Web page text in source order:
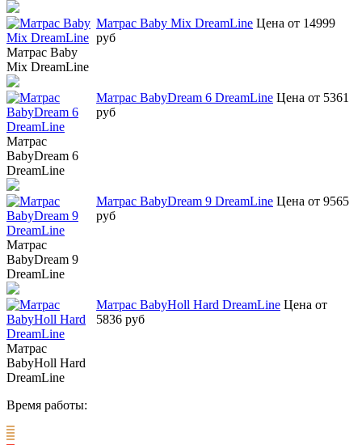
Матрас Baby
Mix DreamLine
Матрас Baby Mix DreamLine Цена от 14999
руб
Матрас
BabyDream 6
DreamLine
Матрас BabyDream 6 DreamLine Цена от 5361
руб
Матрас
BabyDream 9
DreamLine
Матрас BabyDream 9 DreamLine Цена от 9565
руб
Матрас
BabyHoll Hard
DreamLine
Матрас BabyHoll Hard DreamLine Цена от
5836 руб
Время работы: